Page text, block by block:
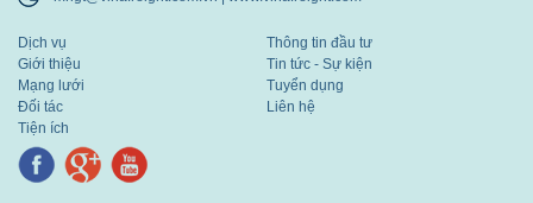
Dịch vụ
Giới thiệu
Mạng lưới
Đối tác
Tiện ích
Thông tin đầu tư
Tin tức - Sự kiện
Tuyển dụng
Liên hệ